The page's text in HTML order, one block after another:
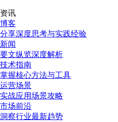
资讯
博客
分享深度思考与实践经验
新闻
要文纵览深度解析
技术指南
掌握核心方法与工具
运营场景
实战应用场景攻略
市场前沿
洞察行业最新趋势